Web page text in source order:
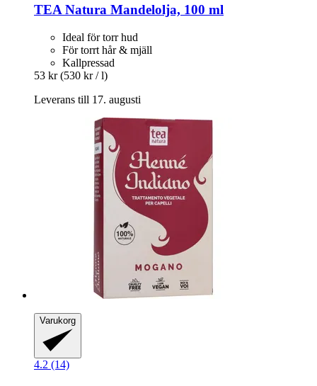
TEA Natura Mandelolja, 100 ml
Ideal för torr hud
För torrt hår & mjäll
Kallpressad
53 kr (530 kr / l)
Leverans till 17. augusti
Varukorg
4.2 (14)